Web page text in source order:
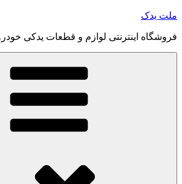
رفتن
محتوا
ملت یدک
فروشگاه اینترنتی لوازم و قطعات یدکی